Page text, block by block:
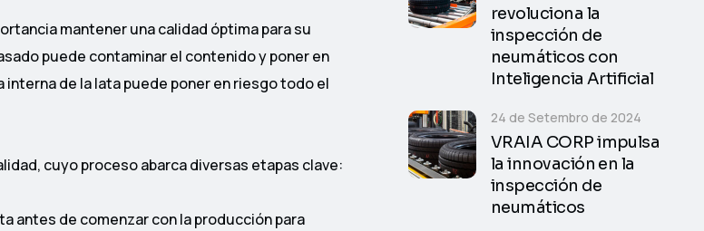
mantener una calidad óptima para su
puede contaminar el contenido y poner en
de la lata puede poner en riesgo todo el
cuyo proceso abarca diversas etapas clave:
antes de comenzar con la producción para
revoluciona la
inspección de
neumáticos con
Inteligencia Artificial
VRAIA CORP impulsa
la innovación en la
inspección de
neumáticos
24 de Setembro de 2024